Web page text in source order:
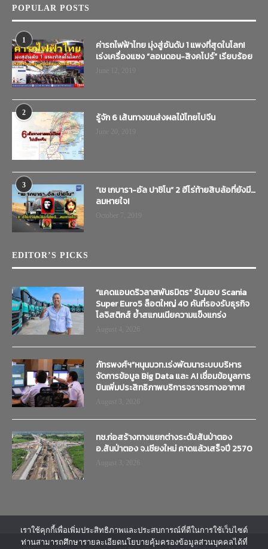
POPULAR POSTS
1
ค่ารถไฟฟ้าไทย มุ่งสู่อันดับ 1 แพงที่สุดในโลก!
เร่งเครื่องแซง “ลอนดอน-สิงคโปร์” เรียบร้อย
2 รู้จัก 6 เส้นทางขนส่งผลไม้ไทยไปจีน
3
“เช เกบารา-อัล ปาชิโน” 2 ฮีโร่ท้ายสิบล้อที่ยังมี…
ลมหายใจ!
EDITOR’S PICKS
“แคดแอนดริวลาสพันธมิตร” รับมอบ Scania
Super Euro5 ล็อตใหญ่ 40 คันที่รองรับธุรกิจ
โลจิสติกส์ ย้ำสแกนเนียความแข็งแกร่ง
ภัทรพงศ์ฯ”หนุนบวท.เร่งพัฒนาระบบบริหาร
จัดการข้อมูล Big Data และ AI เชื่อมข้อมูลการ
บินเพิ่มประสิทธิภาพบริการจราจรทางอากาศ
ทช.ก่อสร้างทางแยกต่างระดับสันป่าตอง
อ.สันป่าตอง จ.เชียงใหม่ คาดแล้วเสร็จปี 2570
เราใช้คุกกี้เพื่อเพิ่มประสิทธิภาพและประสบการณ์ที่ดีในการใช้เว็บไซต์
ท่านสามารถศึกษารายละเอียดนโยบายคุ้มครองข้อมูลส่วนบุคคลได้ที่